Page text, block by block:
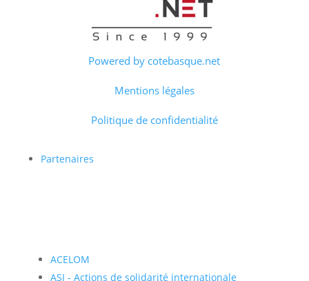
Powered by cotebasque.net
Mentions légales
Politique de confidentialité
Partenaires
ACELOM
ASI - Actions de solidarité internationale